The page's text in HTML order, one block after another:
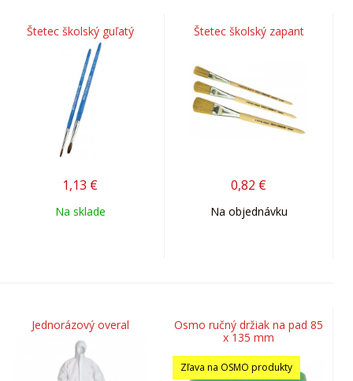
Štetec školský guľatý
1,13 €
Na sklade
Štetec školský zapant
0,82 €
Na objednávku
Jednorázový overal
Osmo ručný držiak na pad 85
x 135 mm
Zľava na OSMO produkty